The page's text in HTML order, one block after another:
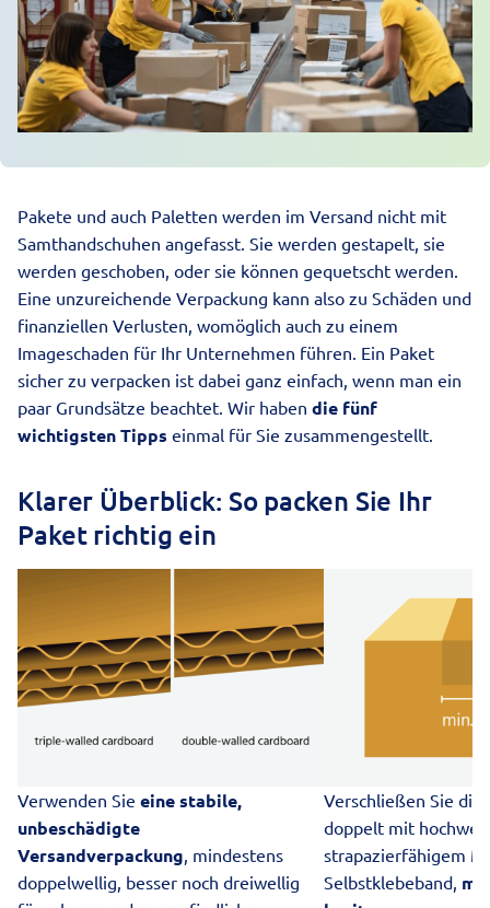
Pakete und auch Paletten werden im Versand nicht mit
Samthandschuhen angefasst. Sie werden gestapelt, sie
werden geschoben, oder sie können gequetscht werden.
Eine unzureichende Verpackung kann also zu Schäden und
finanziellen Verlusten, womöglich auch zu einem
Imageschaden für Ihr Unternehmen führen. Ein Paket
sicher zu verpacken ist dabei ganz einfach, wenn man ein
paar Grundsätze beachtet. Wir haben die fünf
wichtigsten Tipps einmal für Sie zusammengestellt.
Klarer Überblick: So packen Sie Ihr
Paket richtig ein
Verwenden Sie eine stabile,
unbeschädigte
Versandverpackung, mindestens
doppelwellig, besser noch dreiwellig
Verschließen Sie die
doppelt mit
strapazierfähigem
Selbstklebeband,